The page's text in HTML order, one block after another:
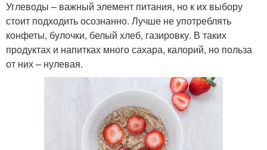
Углеводы – важный элемент питания, но к их выбору
стоит подходить осознанно. Лучше не употреблять
конфеты, булочки, белый хлеб, газировку. В таких
продуктах и напитках много сахара, калорий, но польза
от них – нулевая.